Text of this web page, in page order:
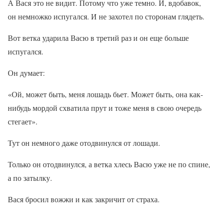
А Вася это не видит. Потому что уже темно. И, вдобавок,
он немножко испугался. И не захотел по сторонам глядеть.
Вот ветка ударила Васю в третий раз и он еще больше
испугался.
Он думает:
«Ой, может быть, меня лошадь бьет. Может быть, она как-
нибудь мордой схватила прут и тоже меня в свою очередь
стегает».
Тут он немного даже отодвинулся от лошади.
Только он отодвинулся, а ветка хлесь Васю уже не по спине,
а по затылку.
Вася бросил вожжи и как закричит от страха.